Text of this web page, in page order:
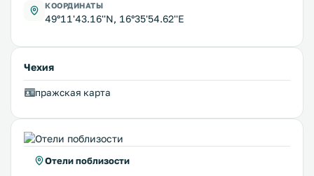
КООРДИНАТЫ
49°11'43.16''N, 16°35'54.62''E
Чехия
пражская карта
Отели поблизости